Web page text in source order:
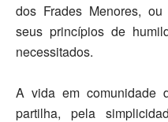
dos Frades Menores, ou
seus princípios de
necessitados.
A vida em comunidade
partilha, pela